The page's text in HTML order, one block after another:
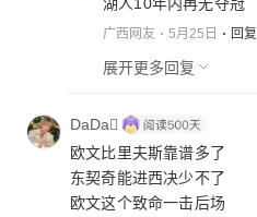
广西网友 5月25日 回复
展开更多回复
DaDa
欧文比里夫斯靠谱多了
东契奇能进西决少不了
欧文这个致命一击后场